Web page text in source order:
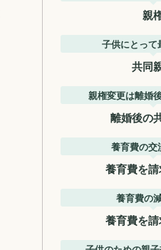
親
子供にとって
共同
親権変更は離婚
離婚後の
養育費の交
養育費を
養育費の
養育費を